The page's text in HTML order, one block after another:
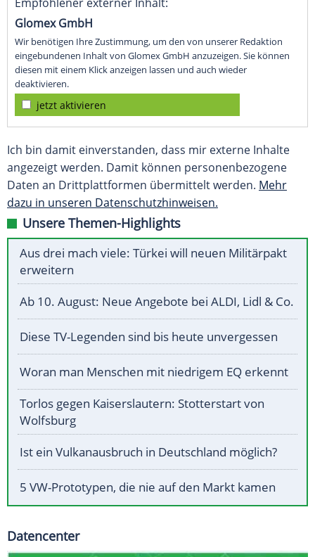
Glomex GmbH
Wir benötigen Ihre Zustimmung, um den von unserer Redaktion
eingebundenen Inhalt von Glomex GmbH anzuzeigen. Sie können
diesen mit einem Klick anzeigen lassen und auch wieder
deaktivieren.
jetzt aktivieren
Ich bin damit einverstanden, dass mir externe Inhalte
angezeigt werden. Damit können personenbezogene
Daten an Drittplattformen übermittelt werden. Mehr
dazu in unseren Datenschutzhinweisen.
Unsere Themen-Highlights
Aus drei mach viele: Türkei will neuen Militärpakt
erweitern
Ab 10. August: Neue Angebote bei ALDI, Lidl & Co.
Diese TV-Legenden sind bis heute unvergessen
Woran man Menschen mit niedrigem EQ erkennt
Torlos gegen Kaiserslautern: Stotterstart von
Wolfsburg
Ist ein Vulkanausbruch in Deutschland möglich?
5 VW-Prototypen, die nie auf den Markt kamen
Datencenter